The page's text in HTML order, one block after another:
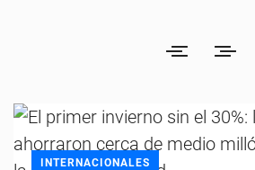
INTERNACIONALES